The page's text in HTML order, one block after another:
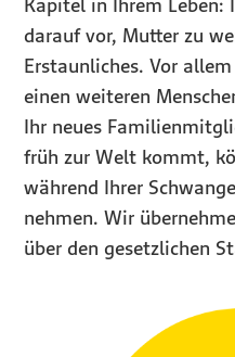
Kapitel in Ihrem Leben:
darauf vor, Mutter zu
Erstaunliches. Vor
einen weiteren
Ihr neues
früh zur Welt kommt,
während Ihrer
nehmen. Wir
über den gesetzlichen